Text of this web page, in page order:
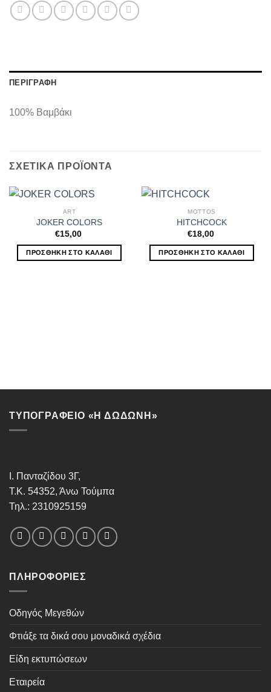
ΠΕΡΙΓΡΑΦΉ
100% Βαμβάκι
ΣΧΕΤΙΚΆ ΠΡΟΪΌΝΤΑ
ART
JOKER COLORS
€15,00
ΠΡΟΣΘΉΚΗ ΣΤΟ ΚΑΛΆΘΙ
MOTTOS
HITCHCOCK
€18,00
ΠΡΟΣΘΉΚΗ ΣΤΟ ΚΑΛΆΘΙ
ΤΥΠΟΓΡΑΦΕΙΟ «Η ΔΩΔΩΝΗ»
Ι. Πανταζίδου 3Γ,
Τ.Κ. 54352, Άνω Τούμπα
Τηλ.: 2310925159
ΠΛΗΡΟΦΟΡΊΕΣ
Οδηγός Μεγεθών
Φτιάξε τα δικά σου μοναδικά σχέδια
Είδη εκτυπώσεων
Εταιρεία